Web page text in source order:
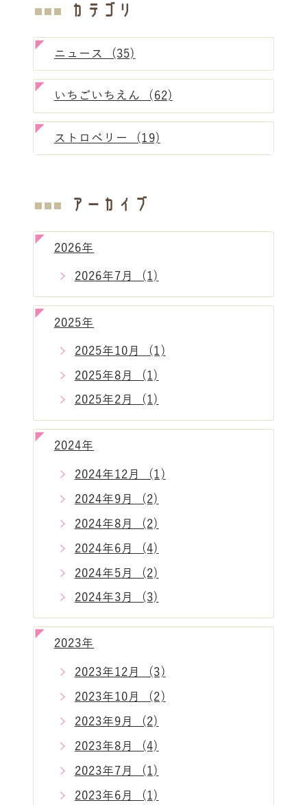
カテゴリ
ニュース (35)
いちごいちえん (62)
ストロベリー (19)
アーカイブ
2026年
2026年7月 (1)
2025年
2025年10月 (1)
2025年8月 (1)
2025年2月 (1)
2024年
2024年12月 (1)
2024年9月 (2)
2024年8月 (2)
2024年6月 (4)
2024年5月 (2)
2024年3月 (3)
2023年
2023年12月 (3)
2023年10月 (2)
2023年9月 (2)
2023年8月 (4)
2023年7月 (1)
2023年6月 (1)